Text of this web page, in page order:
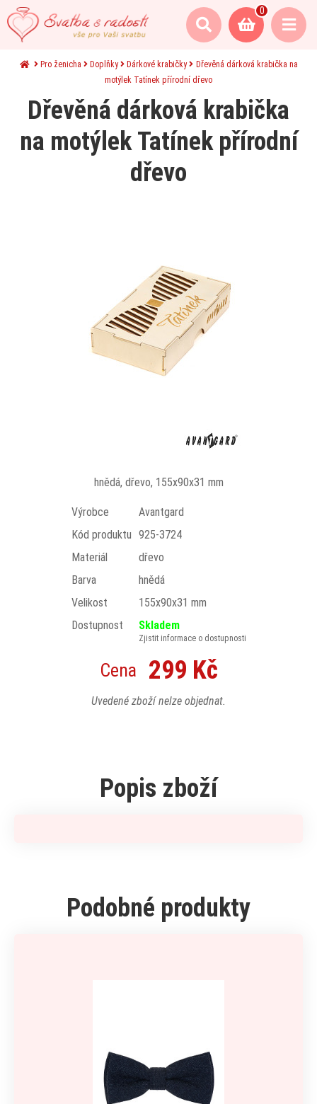
0
Pro ženicha Doplňky Dárkové krabičky
Dřevěná dárková krabička na
motýlek Tatínek přírodní dřevo
Dřevěná dárková krabička
na motýlek Tatínek přírodní
dřevo
hnědá, dřevo, 155x90x31 mm
Výrobce
Avantgard
Kód produktu 925-3724
Materiál
dřevo
Barva
hnědá
Velikost
155x90x31 mm
Dostupnost
Skladem
Zjistit informace o dostupnosti
Cena 299 Kč
Uvedené zboží nelze objednat.
Popis zboží
Podobné produkty